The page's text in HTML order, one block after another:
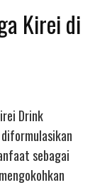
Kirei di
Drink
sebagai